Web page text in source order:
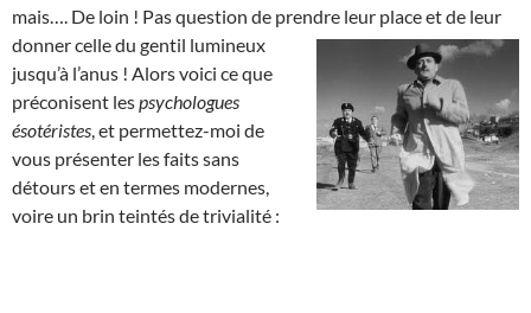
mais…. De loin ! Pas question de prendre leur place et de leur
donner celle du gentil lumineux
jusqu’à l’anus ! Alors voici ce que
préconisent lespsychologues
ésotéristes , et permettez-moi de
vous présenter les faits sans
détours et en termes modernes,
voire un brin teintés de trivialité :